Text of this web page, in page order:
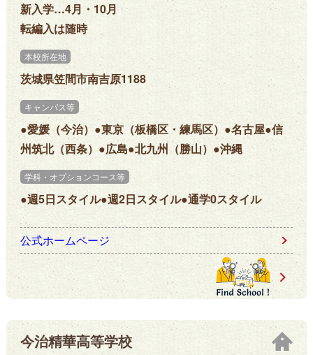
新入学…4月・10月
転編入は随時
本校所在地
茨城県笠間市南吉原1188
キャンパス等
●愛媛（今治）●東京（板橋区・練馬区）●名古屋●信
州筑北（西条）●広島●北九州（勝山）●沖縄
学科・オプションコース等
●週5日スタイル●週2日スタイル●通学0スタイル
公式ホームページ
今治精華高等学校